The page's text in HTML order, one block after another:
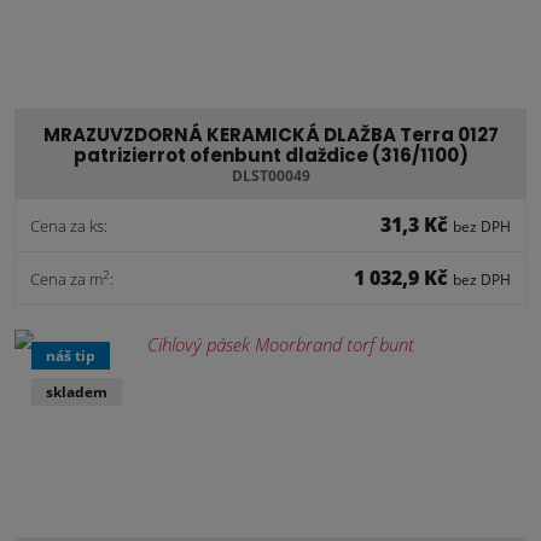
MRAZUVZDORNÁ KERAMICKÁ DLAŽBA Terra 0127
patrizierrot ofenbunt dlaždice (316/1100)
DLST00049
Cena za ks: 31,3 Kč bez DPH
Cena za m2: 1 032,9 Kč bez DPH
náš tip
skladem